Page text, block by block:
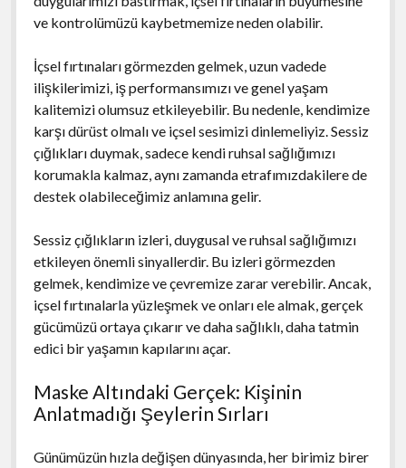
ve kontrolümüzü kaybetmemize neden olabilir.
İçsel fırtınaları görmezden gelmek, uzun vadede
ilişkilerimizi, iş performansımızı ve genel yaşam
kalitemizi olumsuz etkileyebilir. Bu nedenle, kendimize
karşı dürüst olmalı ve içsel sesimizi dinlemeliyiz. Sessiz
çığlıkları duymak, sadece kendi ruhsal sağlığımızı
korumakla kalmaz, aynı zamanda etrafımızdakilere de
destek olabileceğimiz anlamına gelir.
Sessiz çığlıkların izleri, duygusal ve ruhsal sağlığımızı
etkileyen önemli sinyallerdir. Bu izleri görmezden
gelmek, kendimize ve çevremize zarar verebilir. Ancak,
içsel fırtınalarla yüzleşmek ve onları ele almak, gerçek
gücümüzü ortaya çıkarır ve daha sağlıklı, daha tatmin
edici bir yaşamın kapılarını açar.
Maske Altındaki Gerçek: Kişinin
Anlatmadığı Şeylerin Sırları
Günümüzün hızla değişen dünyasında, her birimiz birer